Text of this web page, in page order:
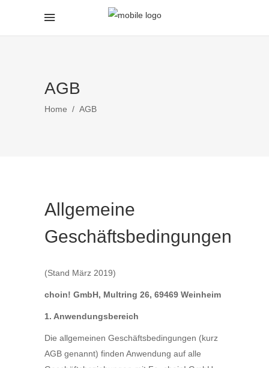
AGB
Home / AGB
Allgemeine
Geschäftsbedingungen
(Stand März 2019)
choin! GmbH, Multring 26, 69469 Weinheim
1. Anwendungsbereich
Die allgemeinen Geschäftsbedingungen (kurz
AGB genannt) finden Anwendung auf alle